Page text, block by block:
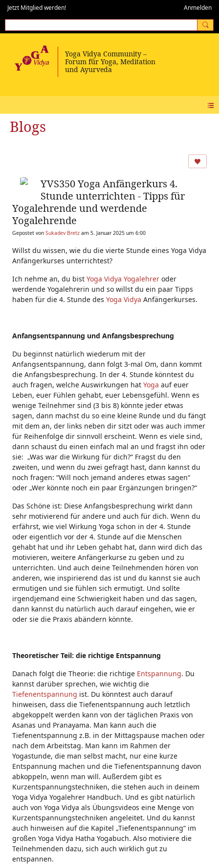
Jetzt Mitglied werden! Anmelden
Blogs
YVS350 Yoga Anfängerkurs 4.
Stunde unterrichten - Tipps für
Yogalehrende und werdende
Yogalehrende
Gepostet von Sukadev Bretz am 5. Januar 2025 um 6:00
Willst du wissen, wie du die vierte Stunde eines Yoga Vidya
Anfängerkurses unterrichtest?
Ich nehme an, du bist Yoga Vidya Yogalehrer oder
werdende Yogalehrerin und so willst du ein paar Tipps
haben für die 4. Stunde des Yoga Vidya Anfängerkurses.
Anfangsentspannung und Anfangsbesprechung
Du beginnst natürlich wiederum mit der
Anfangsentspannung, dann folgt 3-mal Om, dann kommt
die Anfangsbesprechung. In der 4. Stunde könntest du
auch fragen, welche Auswirkungen hat Yoga auf euer
Leben, euer Fühlen gehabt, euer Lebensgefühl. Wenn es
wenige Teilnehmer sind (3 bis 8) könnte jeder etwas
sagen, dann machst du so eine kleine Runde und du fängt
mit dem an, der links neben dir sitzt oder was auch immer
für Reihenfolge dir sinnvoll erscheint. Wenn es viele sind,
dann schaust du einen einfach mal an und fragst ihn oder
sie: „Was war die Wirkung für dich?“ Fragst du den
zweiten, und wenn du zwei gefragt hast, dann kannst du
noch fragen: “Will noch jemand anderes etwas sagen“
oder „Wer könnte noch ein paar Ergänzungen bringen?“
Das Schöne ist: Diese Anfangsbesprechung wirkt dann
sehr motivierend für andere und auch für dich. Wenn du
erfährst, wie viel Wirkung Yoga schon in der 4. Stunde
oder eigentlich vor der 4. Stunde auf die Menschen
gehabt hat und ihr Leben gehabt hat, dann wird dich das
motivieren, weitere Anfängerkurse zu geben und zu
unterrichten. Und auch deine Teilnehmenden hören von
anderen, wie inspirierend das ist und du kannst sie auch
ermutigen und sie fühlen sich ermutigt. Und sollte
irgendjemand eine Schwierigkeit haben und das sagen,
dann kannst du natürlich auch darauf eingehen, wie er
oder sie die Praxis abändern könnte.
Theoretischer Teil: die richtige Entspannung
Danach folgt die Theorie: die richtige Entspannung. Du
kannst darüber sprechen, wie wichtig die
Tiefenentspannung ist. Du könntest auch darauf
hinweisen, dass die Tiefenentspannung auch letztlich
abgekoppelt werden kann von der täglichen Praxis von
Asanas und Pranayama. Man kann auch die
Tiefenentspannung z.B. in der Mittagspause machen oder
nach dem Arbeitstag. Man kann im Rahmen der
Yogastunde, die man selbst macht, nur eine kurze
Entspannung machen und die Tiefenentspannung davon
abkoppeln, wenn man will. Außerdem gibt es
Kurzentspannungstechniken, die stehen auch in deinem
Yoga Vidya Yogalehrer Handbuch. Und es gibt natürlich
auch von Yoga Vidya als Übungsvideos eine Menge von
Kurzentspannungstechniken angeleitet. Und du kannst
auch hinweisen auf die Kapitel „Tiefenentspannung“ im
großen Yoga Vidya Hatha Yogabuch. Also motiviere die
Teilnehmenden dazu, sich auch wirklich gut zu
entspannen.